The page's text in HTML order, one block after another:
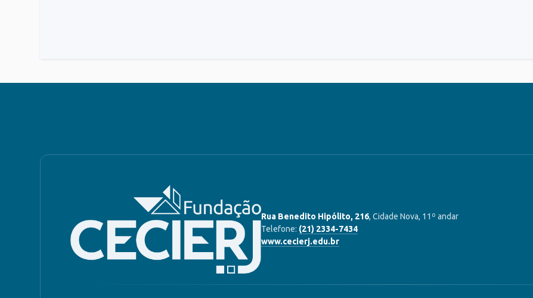
Rua Benedito Hipólito, 216, Cidade Nova, 11º andar
Telefone: (21) 2334-7434
www.cecierj.edu.br